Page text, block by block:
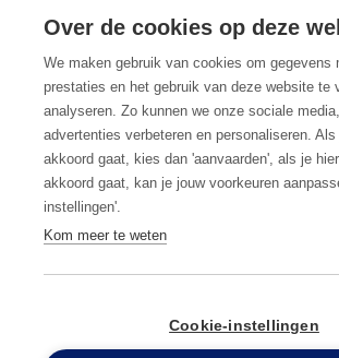
Anticimex bij u in de
Vacatures
Veelgestelde vragen
Algemene voorwaarden
Over de cookies op deze
We maken gebruik van cookies om gegevens
prestaties en het gebruik van deze website te
analyseren. Zo kunnen we onze sociale
advertenties verbeteren en personaliseren.
akkoord gaat, kies dan 'aanvaarden', als je
akkoord gaat, kan je jouw voorkeuren
instellingen'.
Kom meer te weten
Cookie-instellingen